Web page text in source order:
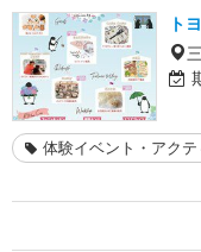
ト
体験イベント・アクテ